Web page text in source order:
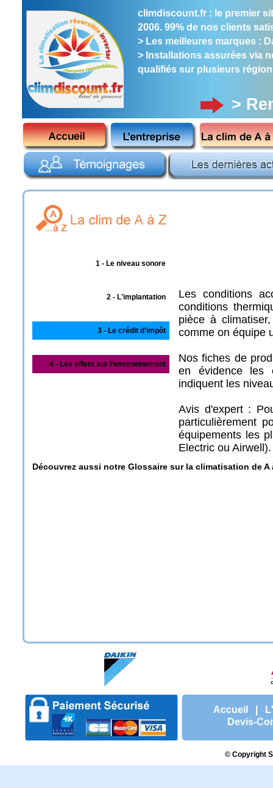
climdiscount.fr : le premier
2006. 99% de nos clients
> Les meilleures marques :
> Installations assurées via
qualifiés sur plusieurs
>
1 - Le niveau sonore
2 - L'implantation
3 - Le crédit d'impôt
4 - Les effets sur l'environnement
Les conditions
conditions
pièce à
comme on équipe
Nos fiches de
en évidence les
indiquent les
Avis d'expert :
particulièrement
équipements les
Electric ou Airwell).
Découvrez aussi notre Glossaire sur la climatisation de A
Accueil
Devis-
© Copyright